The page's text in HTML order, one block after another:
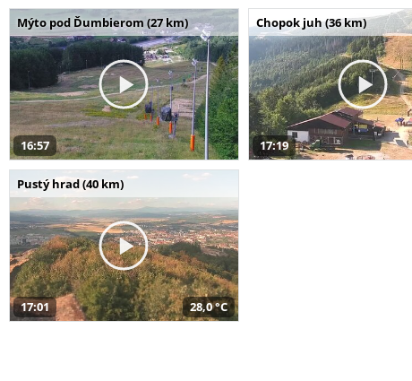
Mýto pod Ďumbierom (27 km)
16:57
Chopok juh (36 km)
17:19
Pustý hrad (40 km)
17:01 28,0 °C